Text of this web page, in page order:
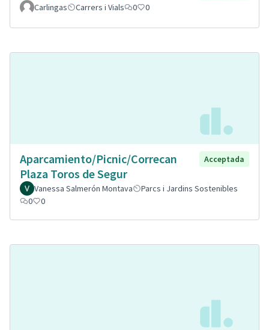
Carlingas
Carrers i Vials 0 0
Aparcamiento/Picnic/Correcan
Plaza Toros de Segur
Acceptada
Vanessa Salmerón Montava
Parcs i Jardins Sostenibles
0
0